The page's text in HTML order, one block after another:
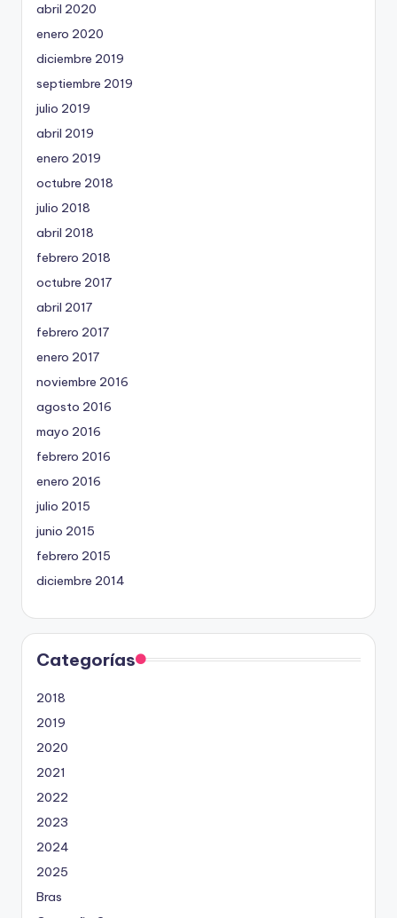
abril 2020
enero 2020
diciembre 2019
septiembre 2019
julio 2019
abril 2019
enero 2019
octubre 2018
julio 2018
abril 2018
febrero 2018
octubre 2017
abril 2017
febrero 2017
enero 2017
noviembre 2016
agosto 2016
mayo 2016
febrero 2016
enero 2016
julio 2015
junio 2015
febrero 2015
diciembre 2014
Categorías
2018
2019
2020
2021
2022
2023
2024
2025
Bras